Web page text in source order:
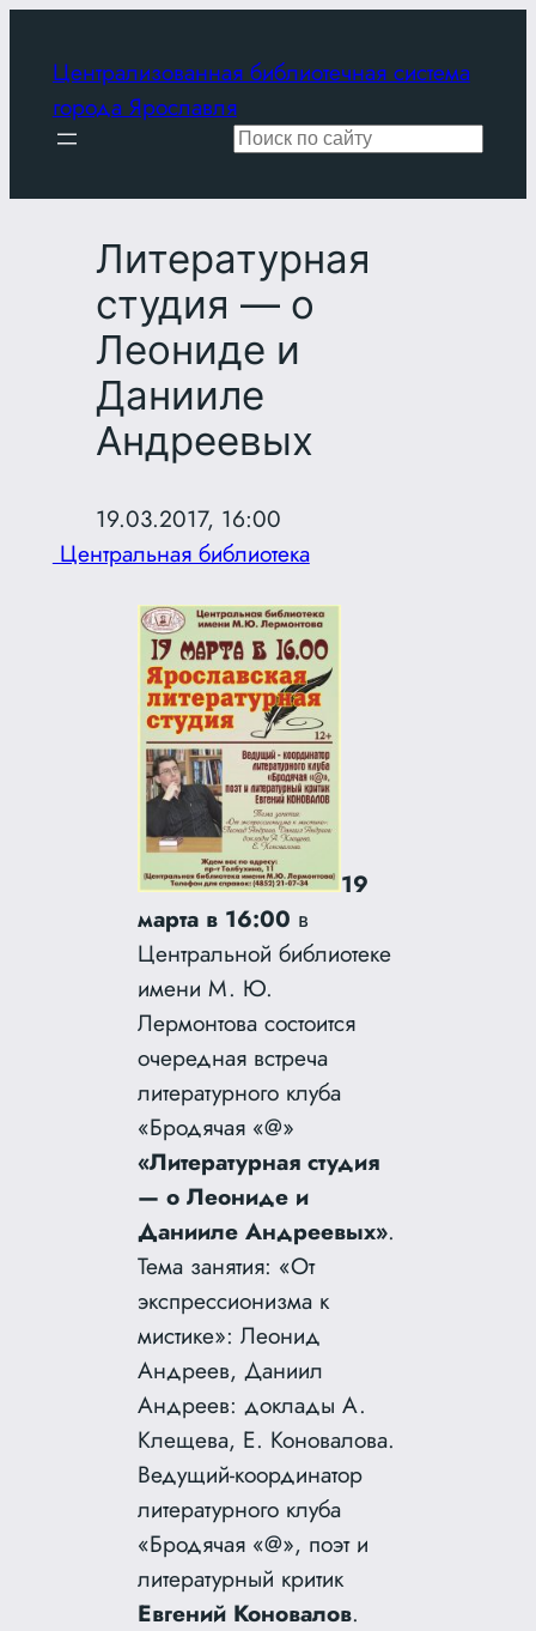
содержимому
Централизованная библиотечная система
города Ярославля
Поиск
Литературная
студия — о
Леониде и
Данииле
Андреевых
19.03.2017, 16:00
Центральная библиотека
19
марта в 16:00 в
Центральной библиотеке
имени М. Ю.
Лермонтова состоится
очередная встреча
литературного клуба
«Бродячая «@»
«Литературная студия
— о Леониде и
Данииле Андреевых».
Тема занятия: «От
экспрессионизма к
мистике»: Леонид
Андреев, Даниил
Андреев: доклады А.
Клещева, Е. Коновалова.
Ведущий-координатор
литературного клуба
«Бродячая «@», поэт и
литературный критик
Евгений Коновалов.